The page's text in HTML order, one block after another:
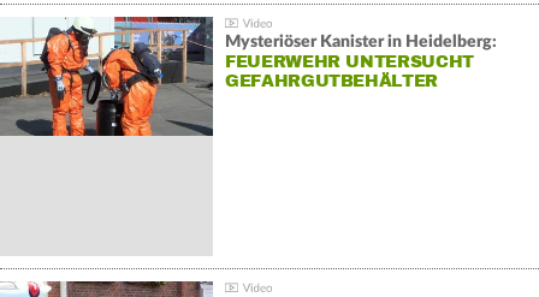
Mysteriöser Kanister in Heidelberg:
FEUERWEHR UNTERSUCHT
GEFAHRGUTBEHÄLTER